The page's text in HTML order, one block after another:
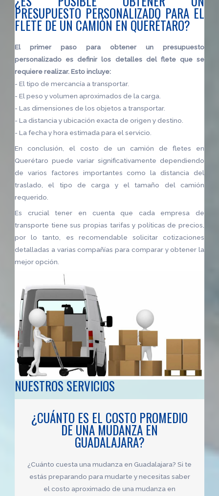
PRESUPUESTO PERSONALIZADO PARA EL
FLETE DE UN CAMIÓN EN QUERÉTARO?
El primer paso para obtener un presupuesto
personalizado es definir los detalles del flete que se
requiere realizar. Esto incluye:
- El tipo de mercancía a transportar.
- El peso y volumen aproximados de la carga.
- Las dimensiones de los objetos a transportar.
- La distancia y ubicación exacta de origen y destino.
- La fecha y hora estimada para el servicio.
En conclusión, el costo de un camión de fletes en
Querétaro puede variar significativamente dependiendo
de varios factores importantes como la distancia del
traslado, el tipo de carga y el tamaño del camión
requerido.
Es crucial tener en cuenta que cada empresa de
transporte tiene sus propias tarifas y políticas de precios,
por lo tanto, es recomendable solicitar cotizaciones
detalladas a varias compañías para comparar y obtener la
mejor opción.
NUESTROS SERVICIOS
¿CUÁNTO ES EL COSTO PROMEDIO
DE UNA MUDANZA EN
GUADALAJARA?
¿Cuánto cuesta una mudanza en Guadalajara? Si te
estás preparando para mudarte y necesitas saber
el costo aproximado de una mudanza en